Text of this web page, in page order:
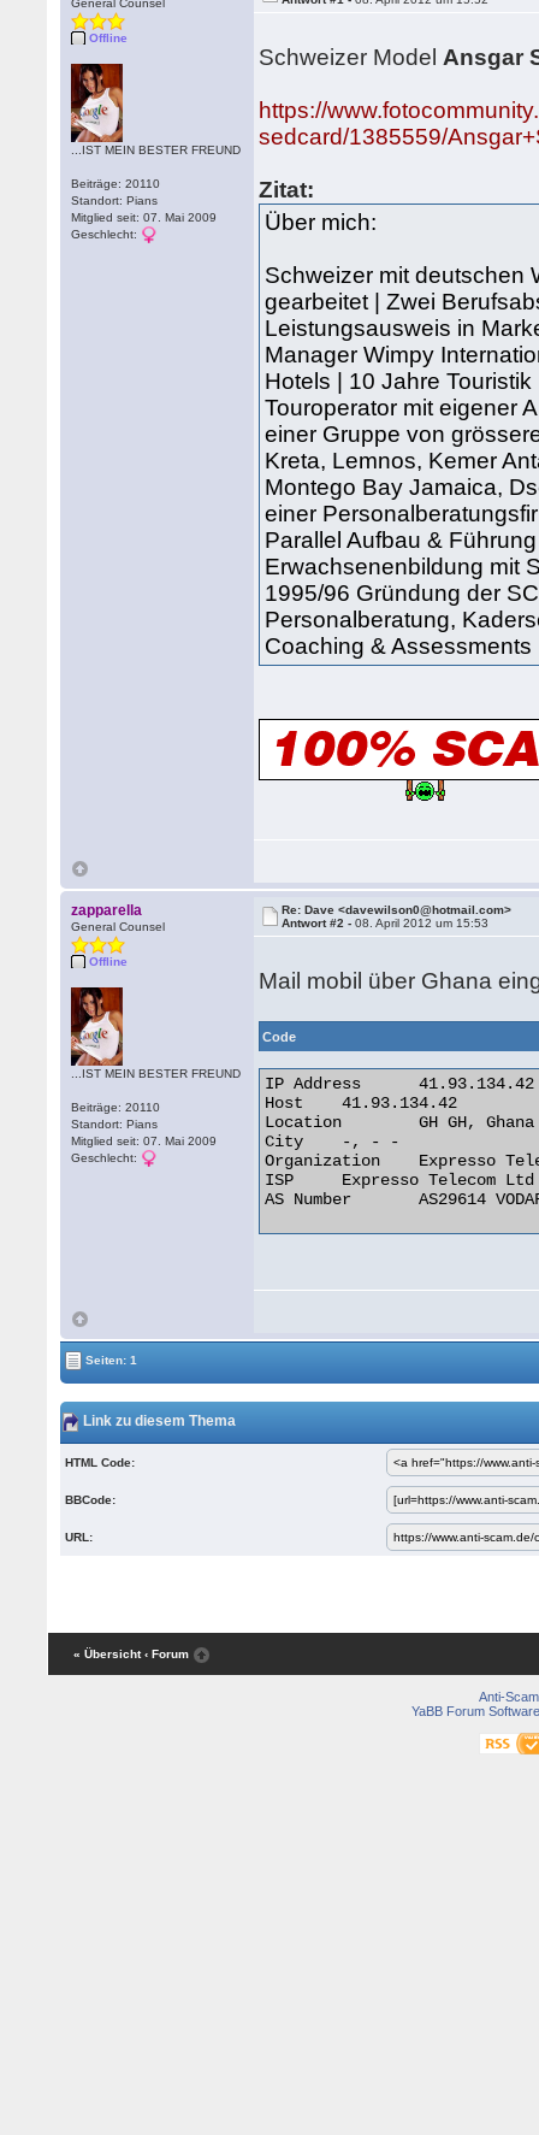
General Counsel
Offline
...IST MEIN BESTER FREUND
Beiträge: 20110
Standort: Pians
Mitglied seit: 07. Mai 2009
Geschlecht:
Schweizer Model Ansgar
https://
sedcard/1385559/
Zitat:
Über mich:
Schweizer mit deutschen
gearbeitet | Zwei
Leistungsausweis in
Manager Wimpy
Hotels | 10 Jahre
Touroperator mit eigener
einer Gruppe von
Kreta, Lemnos, Kemer
Montego Bay Jamaica,
einer
Parallel Aufbau &
Erwachsenenbildung mit
1995/96 Gründung der
Personalberatung,
Coaching &
zapparella
General Counsel
Offline
...IST MEIN BESTER FREUND
Beiträge: 20110
Standort: Pians
Mitglied seit: 07. Mai 2009
Geschlecht:
Re: Dave <davewilson0@hotmail.com>
Antwort #2 -08. April 2012 um 15:53
Mail mobil über Ghana
Code
IP Address 	41.93.134.42
Host 	41.93.134.42
Location 	GH GH, Ghana
City 	-, - -
Organization 	Expresso Telecom Ltd
ISP 	Expresso Telecom Ltd
AS Number 	AS29614 VODAFONE GHANA AS INTERNATIONAL TRANSIT
Seiten: 1
Link zu diesem Thema
HTML Code:
BBCode:
URL:
« Übersicht ‹ Forum
Anti-Scam
YaBB Forum Software